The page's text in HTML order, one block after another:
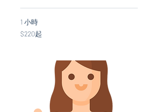
1 小時
$220
起
$220起